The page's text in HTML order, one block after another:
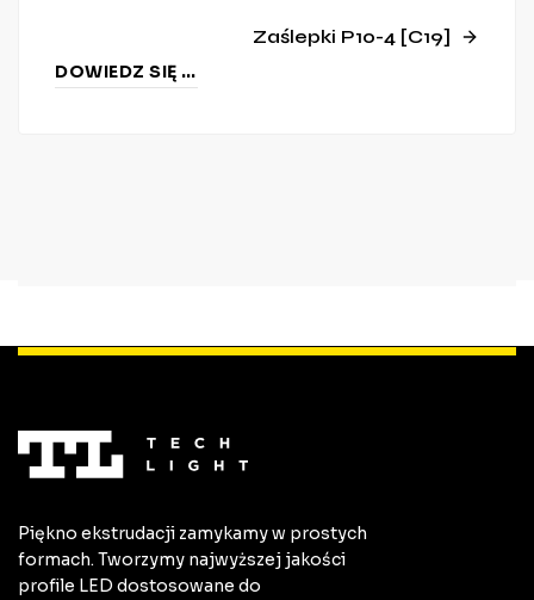
Zaślepki P10-4 [C19]
DOWIEDZ SIĘ WIĘCEJ
Piękno ekstrudacji zamykamy w prostych
formach. Tworzymy najwyższej jakości
profile LED dostosowane do